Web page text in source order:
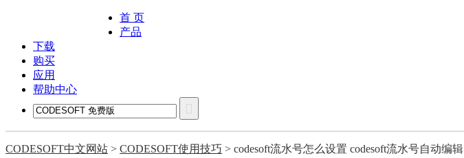
CODESOFT
首 页
产品
下载
购买
应用
帮助中心
CODESOFT中文网站 > CODESOFT使用技巧 > codesoft流水号怎么设置 codesoft流水号自动编辑